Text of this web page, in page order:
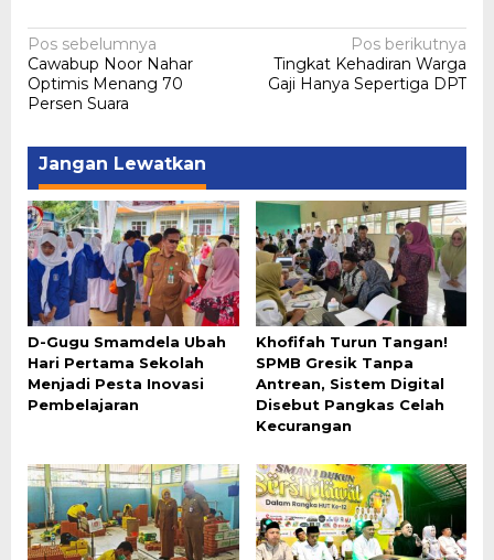
Navigasi
pos
Pos sebelumnya
Cawabup Noor Nahar
Optimis Menang 70
Persen Suara
Pos berikutnya
Tingkat Kehadiran Warga
Gaji Hanya Sepertiga DPT
Jangan Lewatkan
D-Gugu Smamdela Ubah
Hari Pertama Sekolah
Menjadi Pesta Inovasi
Pembelajaran
Khofifah Turun Tangan!
SPMB Gresik Tanpa
Antrean, Sistem Digital
Disebut Pangkas Celah
Kecurangan